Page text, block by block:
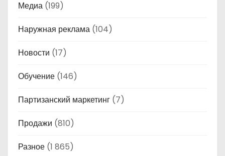
Медиа (199)
Наружная реклама (104)
Новости (17)
Обучение (146)
Партизанский маркетинг (7)
Продажи (810)
Разное (1 865)